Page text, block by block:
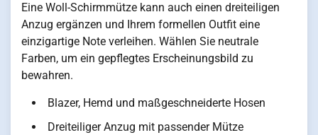
Eine Woll-Schirmmütze kann auch einen dreiteiligen
Anzug ergänzen und Ihrem formellen Outfit eine
einzigartige Note verleihen. Wählen Sie neutrale
Farben, um ein gepflegtes Erscheinungsbild zu
bewahren.
Blazer, Hemd und maßgeschneiderte Hosen
Dreiteiliger Anzug mit passender Mütze